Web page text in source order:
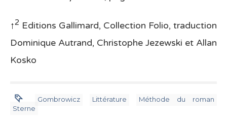
↑2 Editions Gallimard, Collection Folio, traduction
Dominique Autrand, Christophe Jezewski et Allan
Kosko
Gombrowicz Littérature
Méthode du roman
Sterne